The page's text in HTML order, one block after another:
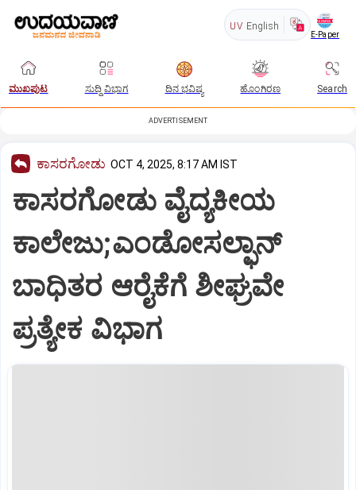
UV English
E-Paper
ಮುಖಪುಟ ಸುದ್ದಿ ವಿಭಾಗ ದಿನ ಭವಿಷ್ಯ ಹೊಂಗಿರಣ Search
ADVERTISEMENT
ಕಾಸರಗೋಡು OCT 4, 2025, 8:17 AM IST
ಕಾಸರಗೋಡು ವೈದ್ಯಕೀಯ
ಕಾಲೇಜು;ಎಂಡೋಸಲ್ಫಾನ್‌
ಬಾಧಿತರ ಆರೈಕೆಗೆ ಶೀಘ್ರವೇ
ಪ್ರತ್ಯೇಕ ವಿಭಾಗ